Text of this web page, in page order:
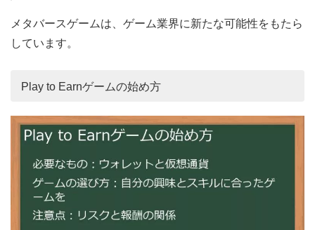
メタバースゲームは、ゲーム業界に新たな可能性をもたら
しています。
Play to Earnゲームの始め方